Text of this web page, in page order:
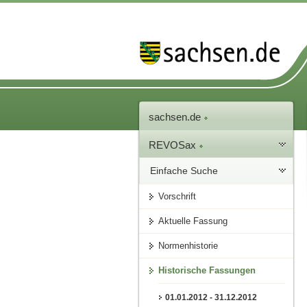
sachsen.de
REVOSax
Einfache Suche
Vorschrift
Aktuelle Fassung
Normenhistorie
Historische Fassungen
01.01.2012 - 31.12.2012